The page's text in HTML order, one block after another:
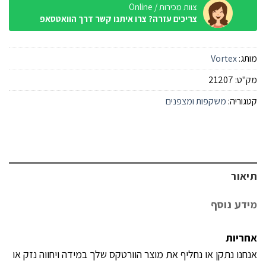
צוות מכירות / Online
צריכים עזרה? צרו איתנו קשר דרך הוואטסאפ
מותג:Vortex
מק"ט: 21207
קטגוריה: משקפות ומצפנים
תיאור
מידע נוסף
אחריות
אנחנו נתקן או נחליף את מוצר הוורטקס שלך במידה ויחווה נזק או